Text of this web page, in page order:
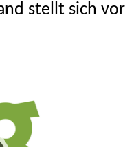
stellt sich vor